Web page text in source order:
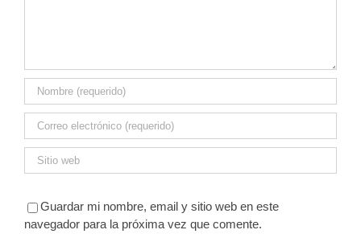
Guardar mi nombre, email y sitio web en este
navegador para la próxima vez que comente.